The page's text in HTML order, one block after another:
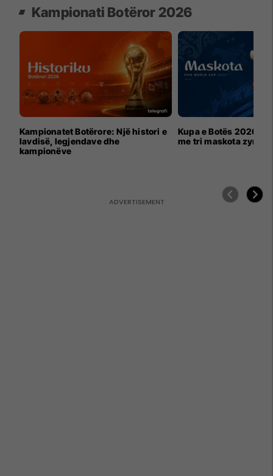
Kampionati Botëror 2026
Kampionatet Botërore: Një histori e
lavdisë, legjendave dhe
kampionëve
Kupa e Botës 2026
me tri maskota zyrtare